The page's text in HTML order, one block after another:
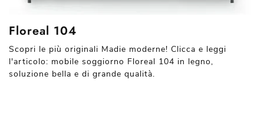
Floreal 104
Scopri le più originali Madie moderne! Clicca e leggi
l'articolo: mobile soggiorno Floreal 104 in legno,
soluzione bella e di grande qualità.